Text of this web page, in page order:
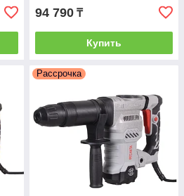
94 790 ₸
Купить
Рассрочка